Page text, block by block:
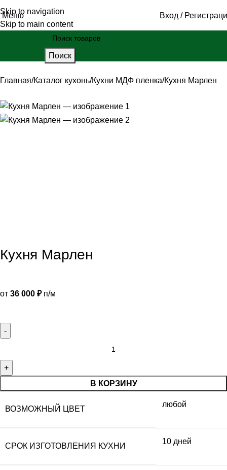
Skip to navigation
Skip to main content
Меню Вход /
Поиск
Главная Каталог кухонь Кухни МДФ пленка Кухня Марлен
Кухня Марлен
от 36 000 ₽п/м
В КОРЗИНУ
ВОЗМОЖНЫЙ ЦВЕТ
любой
СРОК ИЗГОТОВЛЕНИЯ КУХНИ
10 дней